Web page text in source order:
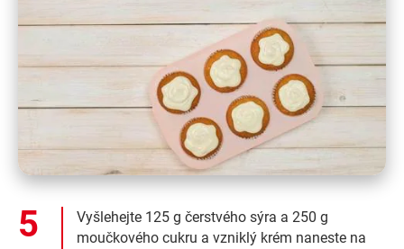
Vyšlehejte 125 g čerstvého sýra a 250 g
moučkového cukru a vzniklý krém naneste na